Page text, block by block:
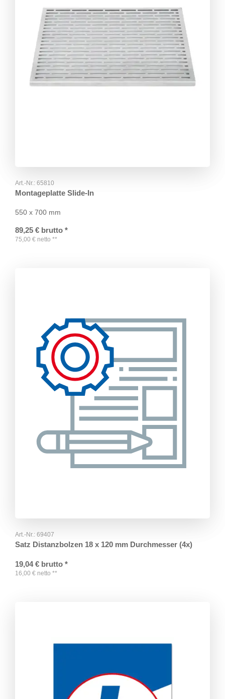
Art.-Nr.: 65810
Montageplatte Slide-In
550 x 700 mm
89,25 € brutto *
75,00 € netto **
Art.-Nr.: 69407
Satz Distanzbolzen 18 x 120 mm Durchmesser (4x)
19,04 € brutto *
16,00 € netto **